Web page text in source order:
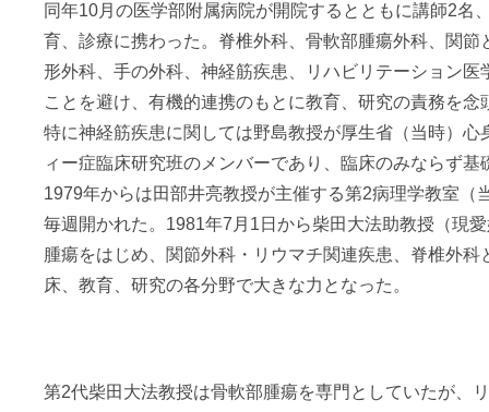
同年10月の医学部附属病院が開院するとともに講師2名
育、診療に携わった。脊椎外科、骨軟部腫瘍外科、関
形外科、手の外科、神経筋疾患、リハビリテーション
ことを避け、有機的連携のもとに教育、研究の責務を
特に神経筋疾患に関しては野島教授が厚生省（当時）
ィー症臨床研究班のメンバーであり、臨床のみならず
1979年からは田部井亮教授が主催する第2病理学教室（
毎週開かれた。1981年7月1日から柴田大法助教授（現
腫瘍をはじめ、関節外科・リウマチ関連疾患、脊椎外
床、教育、研究の各分野で大きな力となった。
第2代柴田大法教授は骨軟部腫瘍を専門としていたが、